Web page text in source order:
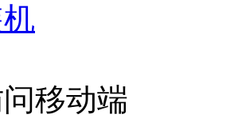
移动端